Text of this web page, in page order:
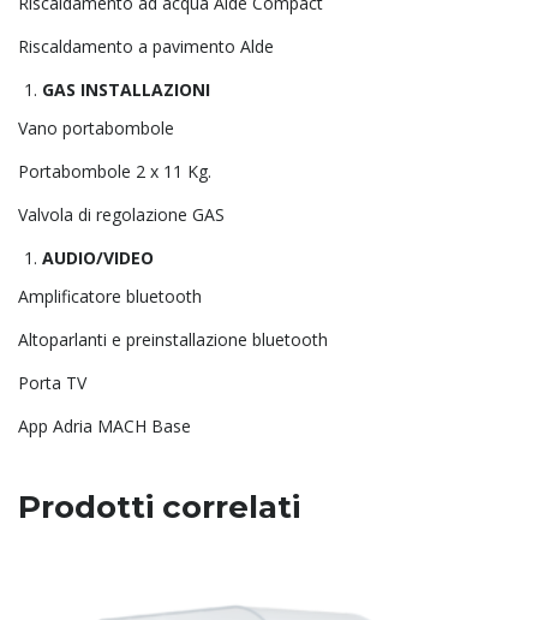
Riscaldamento a pavimento Alde
GAS INSTALLAZIONI
Vano portabombole
Portabombole 2 x 11 Kg.
Valvola di regolazione GAS
AUDIO/VIDEO
Amplificatore bluetooth
Altoparlanti e preinstallazione bluetooth
Porta TV
App Adria MACH Base
Prodotti correlati